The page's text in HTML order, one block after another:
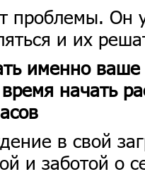
проблемы. Он
и их
именно
начать
в свой
и заботой о